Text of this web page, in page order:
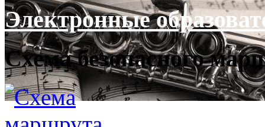
Электронные
Схема безопасного